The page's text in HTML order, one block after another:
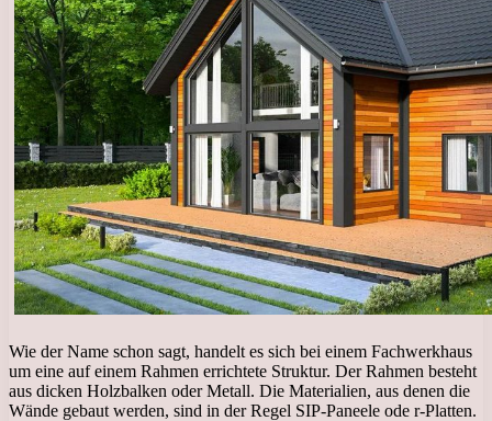
Wie der Name schon sagt, handelt es sich bei einem Fachwerkhaus
um eine auf einem Rahmen errichtete Struktur. Der Rahmen besteht
aus dicken Holzbalken oder Metall. Die Materialien, aus denen die
Wände gebaut werden, sind in der Regel SIP-Paneele ode r-Platten.